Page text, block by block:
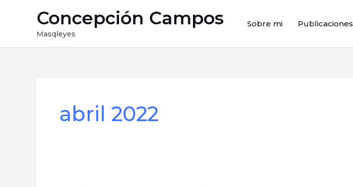
contenido
Concepción Campos
Masqleyes
Sobre mi Publicaciones
abril 2022